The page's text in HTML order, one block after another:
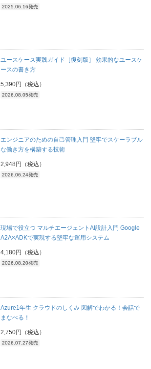
2025.06.16発売
ユースケース実践ガイド［復刻版］ 効果的なユースケ
ースの書き方
5,390円（税込）
2026.08.05発売
エンジニアのための自己管理入門 堅牢でスケーラブル
な働き方を構築する技術
2,948円（税込）
2026.06.24発売
現場で役立つ マルチエージェントAI設計入門 Google
A2A×ADKで実現する堅牢な運用システム
4,180円（税込）
2026.08.20発売
Azure1年生 クラウドのしくみ 図解でわかる！会話で
まなべる！
2,750円（税込）
2026.07.27発売